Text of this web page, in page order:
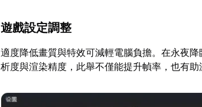
遊戲設定調整
適度降低畫質與特效可減輕電腦負擔。在永夜
析度與渲染精度，此舉不僅能提升幀率，也有助